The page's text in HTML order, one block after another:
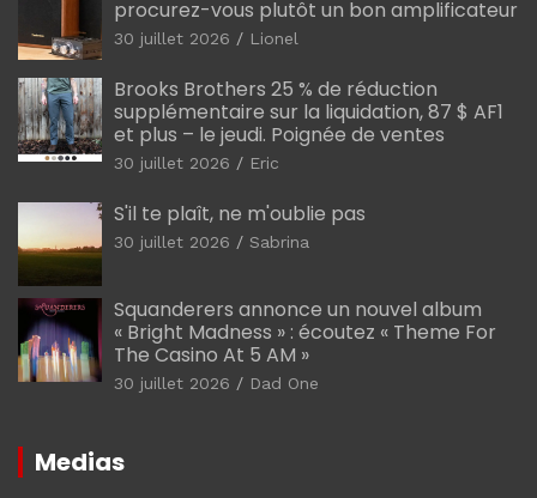
procurez-vous plutôt un bon amplificateur
30 juillet 2026 Lionel
Brooks Brothers 25 % de réduction
supplémentaire sur la liquidation, 87 $ AF1
et plus – le jeudi. Poignée de ventes
30 juillet 2026 Eric
S'il te plaît, ne m'oublie pas
30 juillet 2026 Sabrina
Squanderers annonce un nouvel album
« Bright Madness » : écoutez « Theme For
The Casino At 5 AM »
30 juillet 2026 Dad One
Medias